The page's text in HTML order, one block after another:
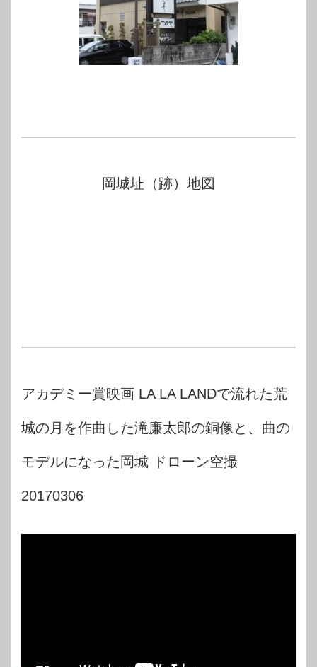
岡城址（跡）地図
アカデミー賞映画 LA LA LANDで流れた荒
城の月を作曲した滝廉太郎の銅像と、曲の
モデルになった岡城 ドローン空撮
20170306